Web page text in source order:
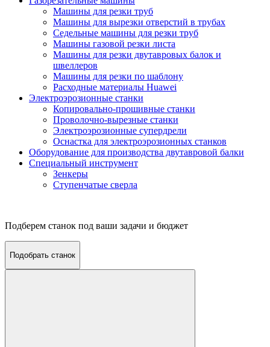
Машины для резки труб
Машины для вырезки отверстий в трубах
Седельные машины для резки труб
Машины газовой резки листа
Машины для резки двутавровых балок и
швеллеров
Машины для резки по шаблону
Расходные материалы Huawei
Электроэрозионные станки
Копировально-прошивные станки
Проволочно-вырезные станки
Электроэрозионные супердрели
Оснастка для электроэрозионных станков
Оборудование для производства двутавровой балки
Специальный инструмент
Зенкеры
Ступенчатые сверла
Подберем станок под ваши задачи и бюджет
Подобрать станок